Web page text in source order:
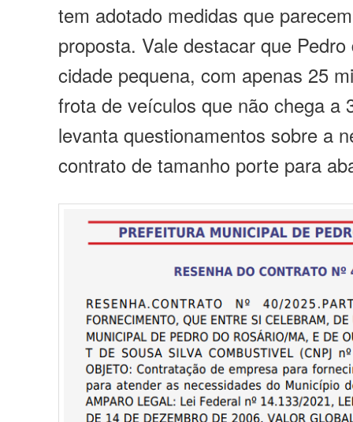
tem adotado medidas que
proposta. Vale destacar que
cidade pequena, com apenas 25
frota de veículos que não chega a
levanta questionamentos sobre a
contrato de tamanho porte para